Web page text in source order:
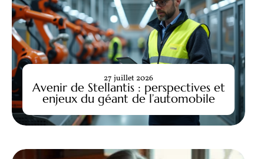
Avenir de Stellantis : perspectives et
enjeux du géant de l’automobile
27 juillet 2026